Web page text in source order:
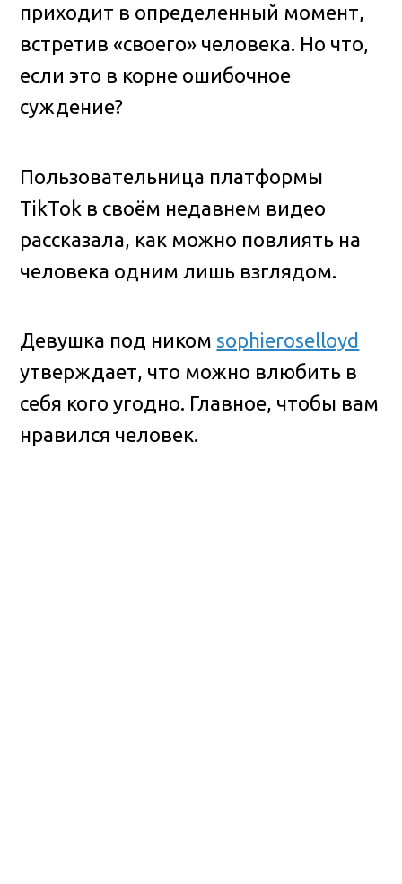
приходит в определенный момент,
встретив «своего» человека. Но что,
если это в корне ошибочное
суждение?
Пользовательница платформы
TikTok в своём недавнем видео
рассказала, как можно повлиять на
человека одним лишь взглядом.
Девушка под ником sophieroselloyd
утверждает, что можно влюбить в
себя кого угодно. Главное, чтобы вам
нравился человек.